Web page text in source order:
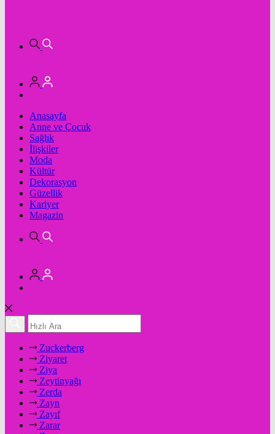
Anasayfa
Anne ve Çocuk
Sağlık
İlişkiler
Moda
Kültür
Dekorasyon
Güzellik
Kariyer
Magazin
Zuckerberg
Ziyaret
Ziya
Zeytinyağı
Zerda
Zayn
Zayıf
Zarar